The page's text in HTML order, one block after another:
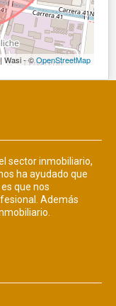
| Wasi - ©OpenStreetMap
sector inmobiliario,
ha ayudado que
que nos
Además